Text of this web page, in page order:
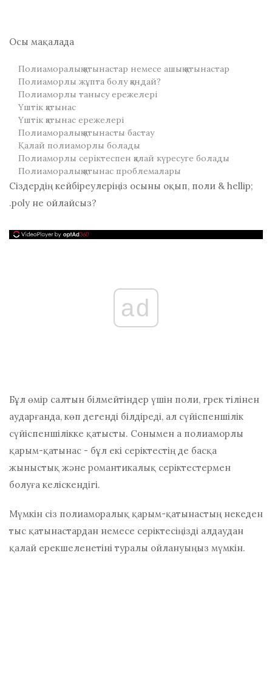
Осы мақалада
Полиаморалық қатынастар немесе ашық қатынастар
Полиаморлы жұпта болу қандай?
Полиаморлы танысу ережелері
Үштік қатынас
Үштік қатынас ережелері
Полиаморалық қатынасты бастау
Қалай полиаморлы болады
Полиаморлы серіктеспен қалай күресуге болады
Полиаморалық қатынас проблемалары
Сіздердің кейбіреулеріңіз осыны оқып, поли & hellip;
.poly не ойлайсыз?
ad
Бұл өмір салтын білмейтіндер үшін поли, грек тілінен
аударғанда, көп дегенді білдіреді, ал сүйіспеншілік
сүйіспеншілікке қатысты. Сонымен а полиаморлы
қарым-қатынас - бұл екі серіктестің де басқа
жыныстық және романтикалық серіктестермен
болуға келіскендігі.
Мүмкін сіз полиаморалық қарым-қатынастың некеден
тыс қатынастардан немесе серіктесіңізді алдаудан
қалай ерекшеленетіні туралы ойлануыңыз мүмкін.